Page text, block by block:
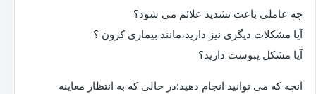
چه عاملی باعث تشدید علائم می شود؟
آیا مشکلات دیگری نیز دارید،مانند بیماری کرون ؟
آیا مشکل یبوست دارید؟
آنچه که می توانید انجام دهید:در حالی که به انتظار معاینه